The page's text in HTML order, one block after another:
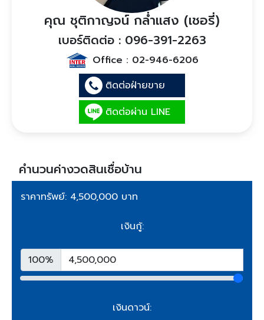
คุณ ชุติกาญจน์ กล่ำแสง (เชอรี่)
เบอร์ติดต่อ : 096-391-2263
Office : 02-946-6206
ติดต่อฝ่ายขาย
ติดต่อผ่าน LINE
คำนวนค่างวดสินเชื่อบ้าน
ราคาทรัพย์: 4,500,000 บาท
เงินกู้:
100%
เงินดาวน์: